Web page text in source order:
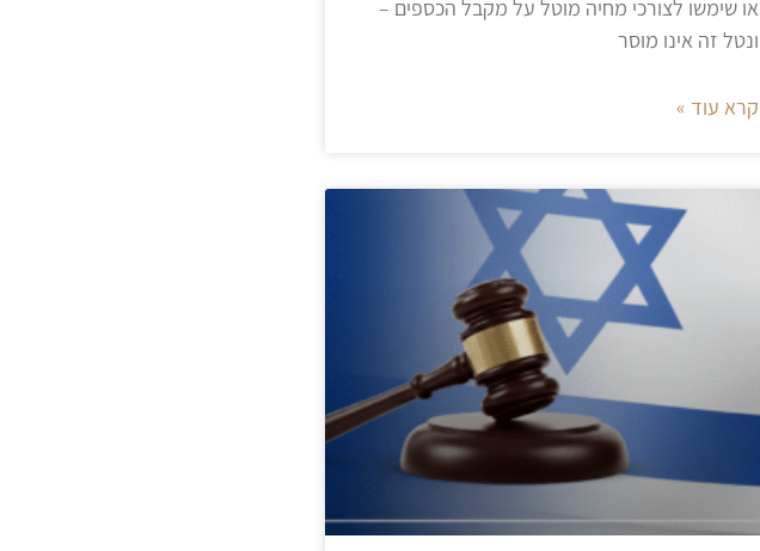
או שימשו לצורכי מחיה מוטל על מקבל הכספים –
ונטל זה אינו מוסר
קרא עוד »